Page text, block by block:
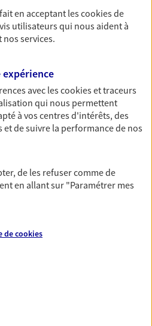
CONTACTER
NOTRE SITE WEB
95320 St Leu La Foret
01 39 60 49 82
en acceptant lescookiesde
utilisateurs qui nous aident à
services.
avec lescookies et traceurs
qui nous permettent
à vos centres d'intérêts, des
de suivre la performance de nos
de les refuser comme de
en allant sur "Paramétrer mes
decookies